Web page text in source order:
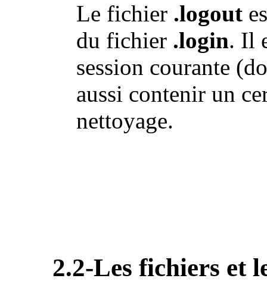
Le fichier .logout
du fichier .login. Il
session courante
aussi contenir un
nettoyage.
2.2-Les fichiers et